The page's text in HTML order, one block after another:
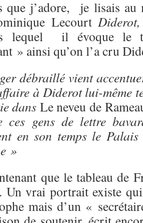
que j’adore, je lisais
Lecourt
lequel il évoque le
» ainsi qu’on l’a cru
débraillé vient
à Diderot lui-même
dans Le neveu de
ces gens de lettre
en son temps le
»
que le tableau de
Un vrai portrait existe
mais d’un «